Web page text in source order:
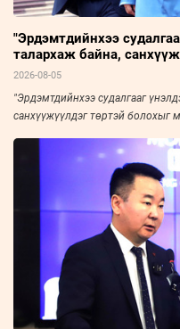
"Эрдэмтдийнхээ
талархаж байна,
мөрөөдөж байна"
2026-08-05
"Эрдэмтдийнхээ судалгааг
санхүүжүүлдэг төртэй болохыг